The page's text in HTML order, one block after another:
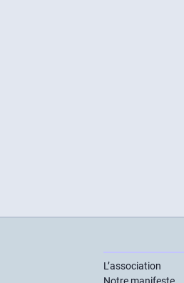
L’association